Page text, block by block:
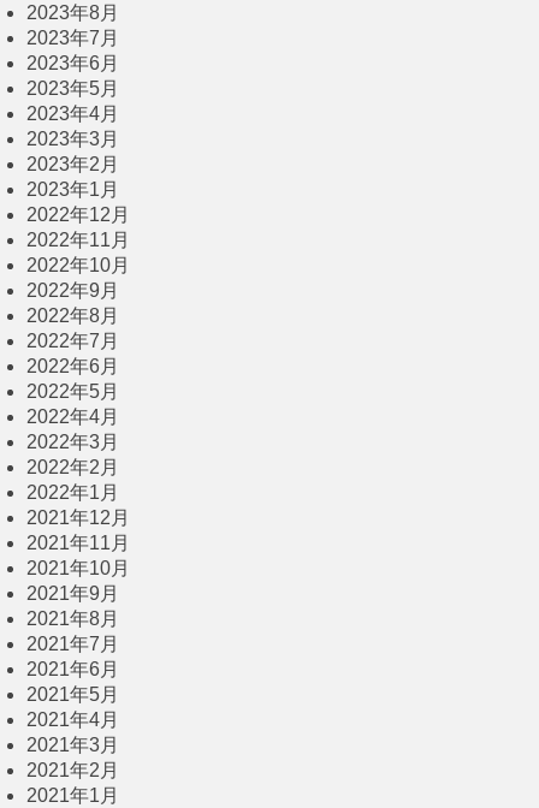
2023年8月
2023年7月
2023年6月
2023年5月
2023年4月
2023年3月
2023年2月
2023年1月
2022年12月
2022年11月
2022年10月
2022年9月
2022年8月
2022年7月
2022年6月
2022年5月
2022年4月
2022年3月
2022年2月
2022年1月
2021年12月
2021年11月
2021年10月
2021年9月
2021年8月
2021年7月
2021年6月
2021年5月
2021年4月
2021年3月
2021年2月
2021年1月